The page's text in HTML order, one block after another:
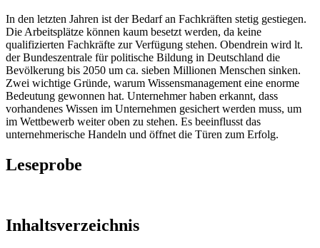
In den letzten Jahren ist der Bedarf an Fachkräften stetig gestiegen.
Die Arbeitsplätze können kaum besetzt werden, da keine
qualifizierten Fachkräfte zur Verfügung stehen. Obendrein wird lt.
der Bundeszentrale für politische Bildung in Deutschland die
Bevölkerung bis 2050 um ca. sieben Millionen Menschen sinken.
Zwei wichtige Gründe, warum Wissensmanagement eine enorme
Bedeutung gewonnen hat. Unternehmer haben erkannt, dass
vorhandenes Wissen im Unternehmen gesichert werden muss, um
im Wettbewerb weiter oben zu stehen. Es beeinflusst das
unternehmerische Handeln und öffnet die Türen zum Erfolg.
Leseprobe
Inhaltsverzeichnis